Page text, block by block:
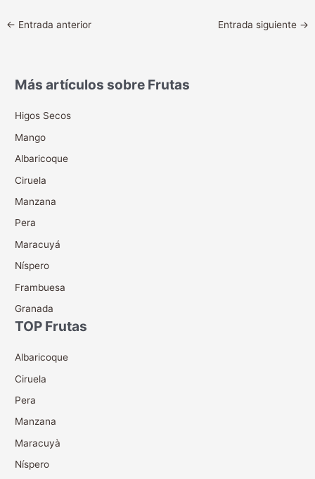
← Entrada anterior Entrada siguiente →
Más artículos sobre Frutas
Higos Secos
Mango
Albaricoque
Ciruela
Manzana
Pera
Maracuyá
Níspero
Frambuesa
Granada
TOP Frutas
Albaricoque
Ciruela
Pera
Manzana
Maracuyà
Níspero